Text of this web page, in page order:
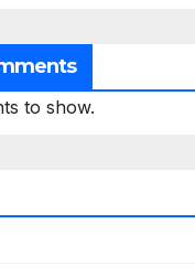
to show.